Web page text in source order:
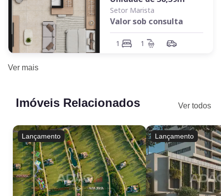
Setor Marista
Valor sob consulta
1 1
Ver mais
Imóveis Relacionados Ver todos
Lançamento Lançamento